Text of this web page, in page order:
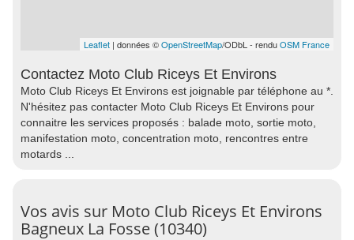
Leaflet | données ©OpenStreetMap/ODbL - renduOSM France
Contactez Moto Club Riceys Et Environs
Moto Club Riceys Et Environs est joignable par téléphone au *.
N'hésitez pas contacter Moto Club Riceys Et Environs pour
connaitre les services proposés : balade moto, sortie moto,
manifestation moto, concentration moto, rencontres entre
motards ...
Vos avis sur Moto Club Riceys Et Environs
Bagneux La Fosse (10340)